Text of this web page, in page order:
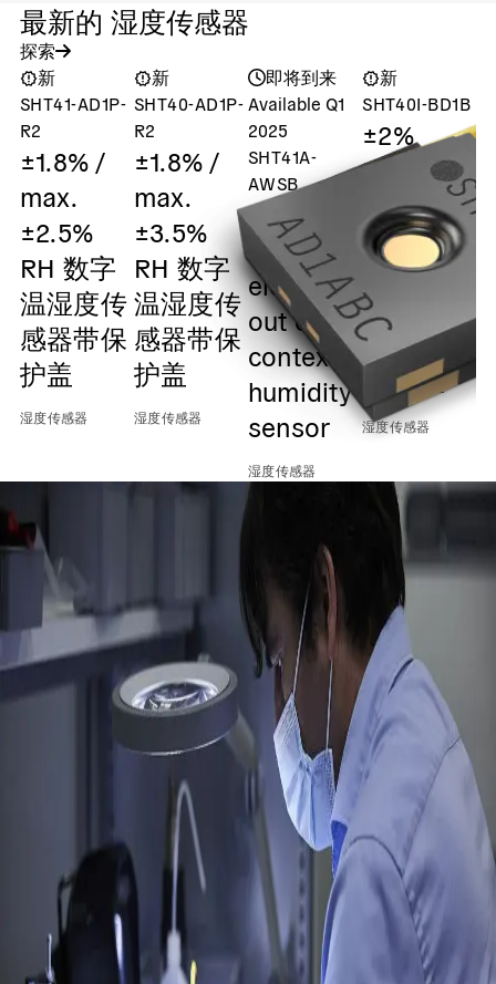
最新的 湿度传感器
探索
新
SHT41-AD1P-
R2
±1.8% /
max.
±2.5%
RH 数字
温湿度传
感器带保
护盖
湿度传感器
新
SHT40-AD1P-
R2
±1.8% /
max.
±3.5%
RH 数字
温湿度传
感器带保
护盖
湿度传感器
即将到来
Available Q1
2025
SHT41A-
AWSB
ASIL-A
safety
element
out of
context
humidity
sensor
湿度传感器
新
SHT40I-BD1B
±2%
Digital
humidity
and
sensor /
0x45 I2C
Output
湿度传感器